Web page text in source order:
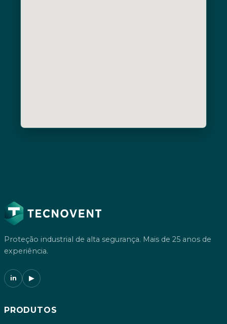
Proteção industrial de alta segurança. Mais de 25 anos de
experiência.
in ▶
PRODUTOS